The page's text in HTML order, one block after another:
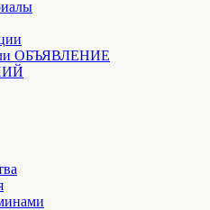
ОБЪЯВЛЕНИЕ